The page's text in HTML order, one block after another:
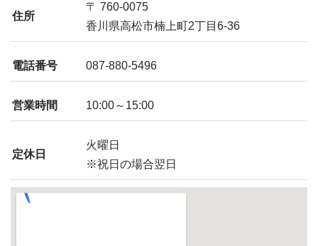
住所
〒 760-0075
香川県高松市楠上町2丁目6-36
電話番号 087-880-5496
営業時間 10:00～15:00
定休日
火曜日
※祝日の場合翌日